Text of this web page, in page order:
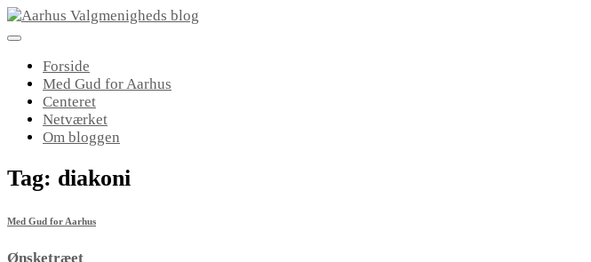
Skip
to
Forside
Med Gud for Aarhus
Centeret
Netværket
Om bloggen
Tag: diakoni
Med Gud for Aarhus
Ønsketræet